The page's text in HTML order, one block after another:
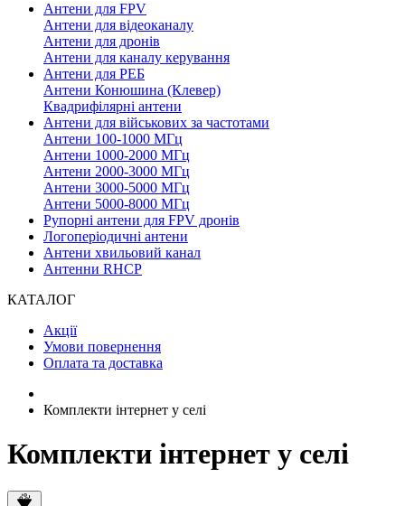
Антени для FPV
Антени для відеоканалу
Антени для дронів
Антени для каналу керування
Антени для РЕБ
Антени Конюшина (Клевер)
Квадрифілярні антени
Антени для військових за частотами
Антени 100-1000 МГц
Антени 1000-2000 МГц
Антени 2000-3000 МГц
Антени 3000-5000 МГц
Антени 5000-8000 МГц
Рупорні антени для FPV дронів
Логоперіодичні антени
Антени хвильовий канал
Антенни RHCP
КАТАЛОГ
Акції
Умови повернення
Оплата та доставка
Комплекти інтернет у селі
Комплекти інтернет у селі